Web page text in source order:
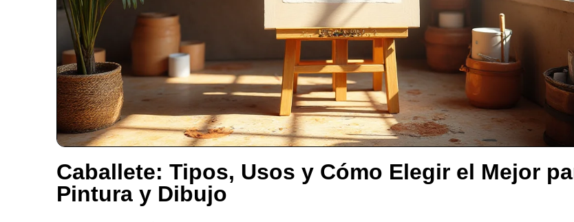
Caballete: Tipos, Usos y Cómo Elegir el Mejor
Pintura y Dibujo